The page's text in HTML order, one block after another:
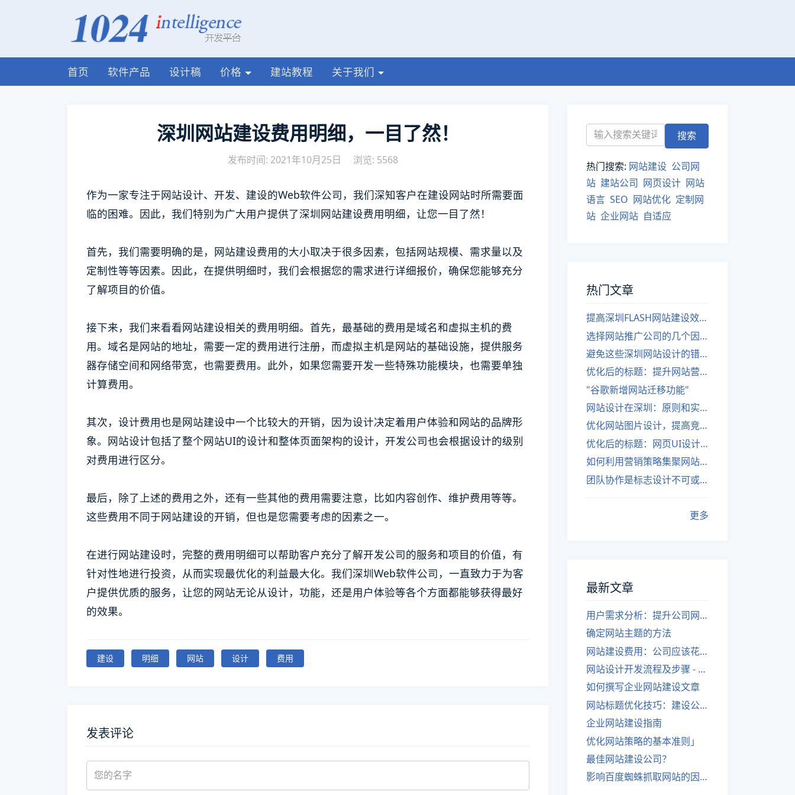
首页 软件产品 设计稿 价格 建站教程 关于我们
深圳网站建设费用明细，一目了然！
发布时间: 2021年10月25日 浏览: 5568
作为一家专注于网站设计、开发、建设的Web软件公司，我们深知客户在建设网站时所需要面
临的困难。因此，我们特别为广大用户提供了深圳网站建设费用明细，让您一目了然！
首先，我们需要明确的是，网站建设费用的大小取决于很多因素，包括网站规模、需求量以及
定制性等等因素。因此，在提供明细时，我们会根据您的需求进行详细报价，确保您能够充分
了解项目的价值。
接下来，我们来看看网站建设相关的费用明细。首先，最基础的费用是域名和虚拟主机的费
用。域名是网站的地址，需要一定的费用进行注册，而虚拟主机是网站的基础设施，提供服务
器存储空间和网络带宽，也需要费用。此外，如果您需要开发一些特殊功能模块，也需要单独
计算费用。
其次，设计费用也是网站建设中一个比较大的开销，因为设计决定着用户体验和网站的品牌形
象。网站设计包括了整个网站UI的设计和整体页面架构的设计，开发公司也会根据设计的级别
对费用进行区分。
最后，除了上述的费用之外，还有一些其他的费用需要注意，比如内容创作、维护费用等等。
这些费用不同于网站建设的开销，但也是您需要考虑的因素之一。
在进行网站建设时，完整的费用明细可以帮助客户充分了解开发公司的服务和项目的价值，有
针对性地进行投资，从而实现最优化的利益最大化。我们深圳Web软件公司，一直致力于为客
户提供优质的服务，让您的网站无论从设计，功能，还是用户体验等各个方面都能够获得最好
的效果。
建设 明细 网站 设计 费用
发表评论
热门搜索: 网站建设 公司网
站 建站公司 网页设计 网站
语言 SEO 网站优化 定制网
站 企业网站 自适应
热门文章
提高深圳FLASH网站建设效率的建议
选择网站推广公司的几个因素
避免这些深圳网站设计的错误
优化后的标题：提升网站营销绩效的策略
"谷歌新增网站迁移功能"
网站设计在深圳：原则和实践
优化网站图片设计，提高竞争力
优化后的标题：网页UI设计与APP UI设计应用软件
如何利用营销策略集聚网站流量
团队协作是标志设计不可或缺的一部分
更多
最新文章
用户需求分析：提升公司网站建设效果
确定网站主题的方法
网站建设费用：公司应该花费多少？
网站设计开发流程及步骤 - 优化后的标题
如何撰写企业网站建设文章
网站标题优化技巧：建设公司的专业指导
企业网站建设指南
优化网站策略的基本准则」
最佳网站建设公司？
影响百度蜘蛛抓取网站的因素有哪些？